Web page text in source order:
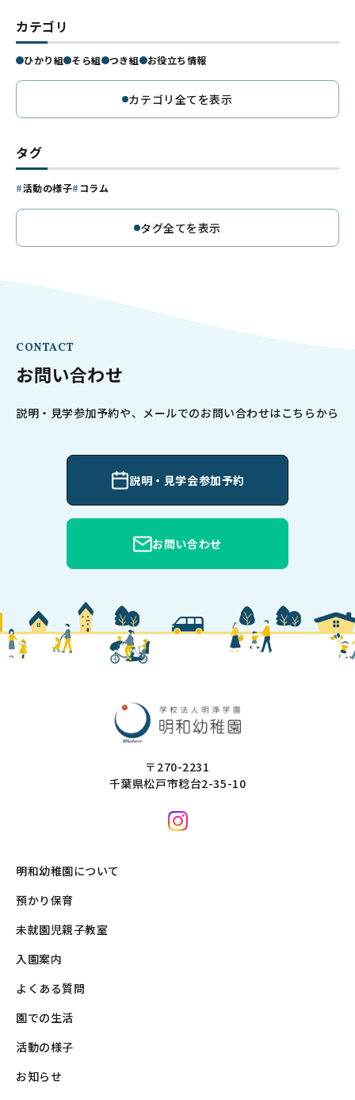
カテゴリ
ひかり組 そら組 つき組 お役立ち情報
カテゴリ全てを表示
タグ
活動の様子 コラム
タグ全てを表示
CONTACT
お問い合わせ
説明・見学参加予約や、メールでのお問い合わせはこちらから
説明・見学会参加予約
お問い合わせ
〒270-2231
千葉県松戸市稔台2-35-10
明和幼稚園について
預かり保育
未就園児親子教室
入園案内
よくある質問
園での生活
活動の様子
お知らせ